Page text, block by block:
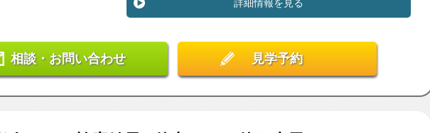
詳細情報を見る
相談・お問い合わせ 見学予約